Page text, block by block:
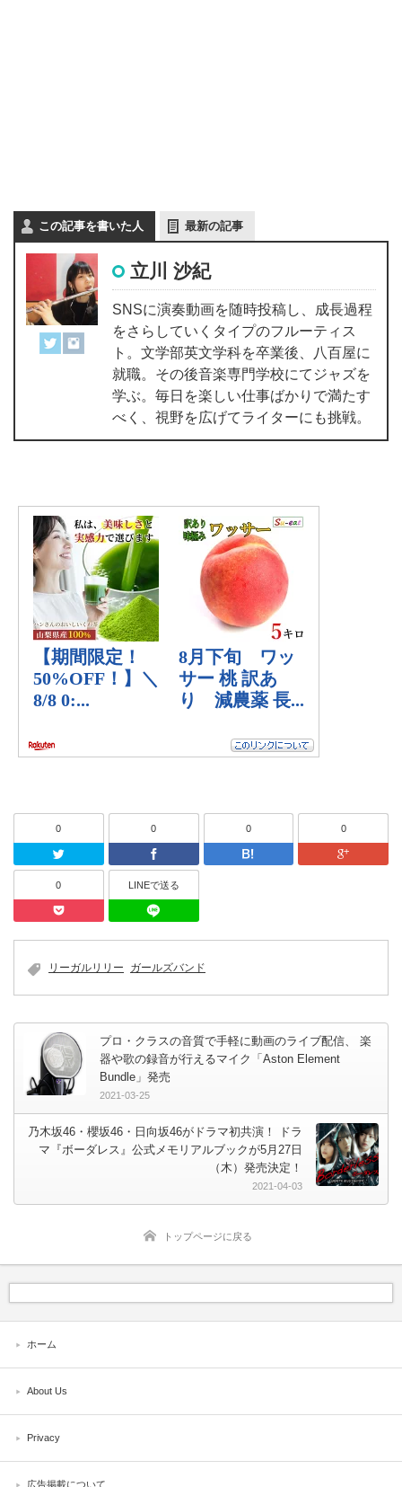
この記事を書いた人 最新の記事
立川 沙紀
SNSに演奏動画を随時投稿し、成長過程
をさらしていくタイプのフルーティス
ト。文学部英文学科を卒業後、八百屋に
就職。その後音楽専門学校にてジャズを
学ぶ。毎日を楽しい仕事ばかりで満たす
べく、視野を広げてライターにも挑戦。
0
Twitter
0
Facebook
0
はてなブッ
0
0
Pocket
LINEで送る
リーガルリリー ガールズバンド
プロ・クラスの音質で手軽に動画のライブ配信、 楽
器や歌の録音が行えるマイク「Aston Element
Bundle」発売
2021-03-25
乃木坂46・櫻坂46・日向坂46がドラマ初共演！ ドラ
マ『ボーダレス』公式メモリアルブックが5月27日
（木）発売決定！
2021-04-03
トップページに戻る
ホーム
About Us
Privacy
広告掲載について